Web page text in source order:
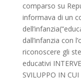
comparso su
informava di un
dall’infanzia con
riconoscere gli
educativi
SVILUPPO IN